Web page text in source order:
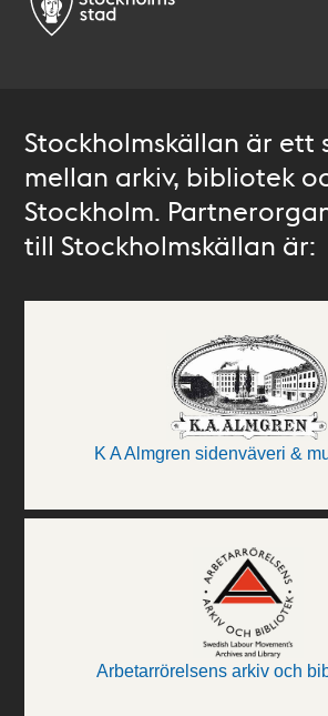
Stockholmskällan är ett
mellan arkiv, bibliotek
Stockholm.
till Stockholmskällan är:
K A Almgren sidenväveri &
Arbetarrörelsens arkiv och